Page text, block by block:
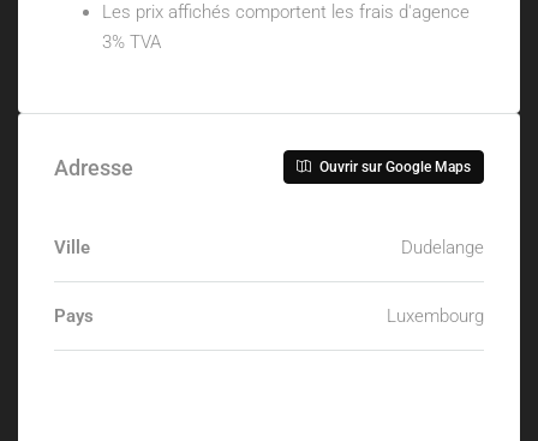
Les prix affichés comportent les frais d'agence
3% TVA
Adresse Ouvrir sur Google Maps
Ville Dudelange
Pays Luxembourg